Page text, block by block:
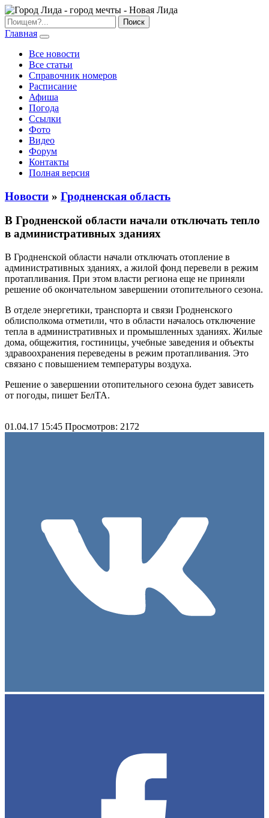
Главная
Все новости
Все статьи
Справочник номеров
Расписание
Афиша
Погода
Ссылки
Фото
Видео
Форум
Контакты
Полная версия
Новости » Гродненская область
В Гродненской области начали отключать тепло
в административных зданиях
В Гродненской области начали отключать отопление в
административных зданиях, а жилой фонд перевели в режим
протапливания. При этом власти региона еще не приняли
решение об окончательном завершении отопительного сезона.
В отделе энергетики, транспорта и связи Гродненского
облисполкома отметили, что в области началось отключение
тепла в административных и промышленных зданиях. Жилые
дома, общежития, гостиницы, учебные заведения и объекты
здравоохранения переведены в режим протапливания. Это
связано с повышением температуры воздуха.
Решение о завершении отопительного сезона будет зависеть
от погоды, пишет БелТА.
01.04.17 15:45 Просмотров: 2172